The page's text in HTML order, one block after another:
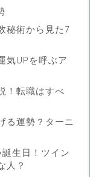
秘術から見た7
気UPを呼ぶア
！転職はすべ
る運勢？ターニ
生日！ツイン
人？